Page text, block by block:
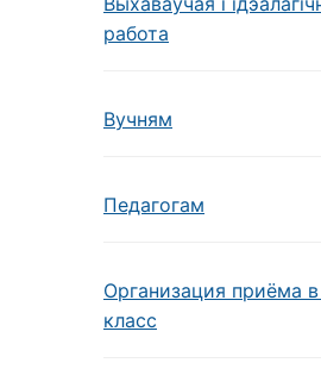
работа
Вучням
Педагогам
Организация приёма в
класс